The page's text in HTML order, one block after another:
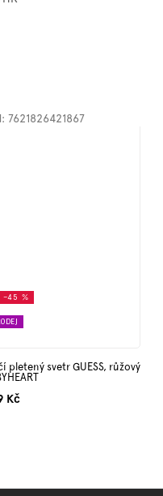
–45 %
pletený svetr GUESS, růžový
Kč
7621826421867